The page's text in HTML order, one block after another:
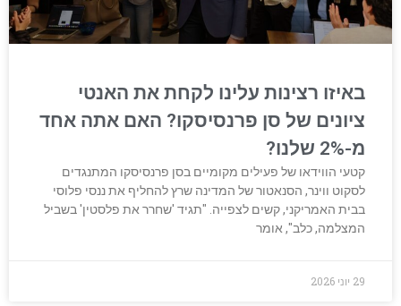
באיזו רצינות עלינו לקחת את האנטי
ציונים של סן פרנסיסקו? האם אתה אחד
מ-2% שלנו?
קטעי הווידאו של פעילים מקומיים בסן פרנסיסקו המתנגדים
לסקוט ווינר, הסנאטור של המדינה שרץ להחליף את ננסי פלוסי
בבית האמריקני, קשים לצפייה. "תגיד 'שחרר את פלסטין' בשביל
המצלמה, כלב", אומר
29 יוני 2026